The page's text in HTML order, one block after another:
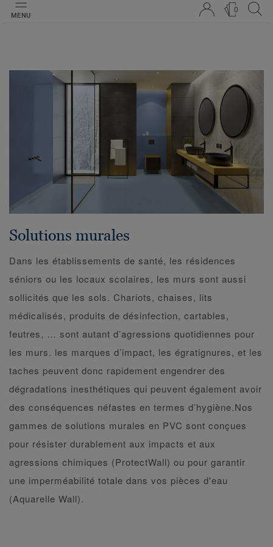
MENU
0
Solutions murales
Dans les établissements de santé, les résidences
séniors ou les locaux scolaires, les murs sont aussi
sollicités que les sols. Chariots, chaises, lits
médicalisés, produits de désinfection, cartables,
feutres, … sont autant d’agressions quotidiennes pour
les murs. les marques d’impact, les égratignures, et les
taches peuvent donc rapidement engendrer des
dégradations inesthétiques qui peuvent également avoir
des conséquences néfastes en termes d’hygiène.Nos
gammes de solutions murales en PVC sont conçues
pour résister durablement aux impacts et aux
agressions chimiques (ProtectWall) ou pour garantir
une imperméabilité totale dans vos pièces d'eau
(Aquarelle Wall).